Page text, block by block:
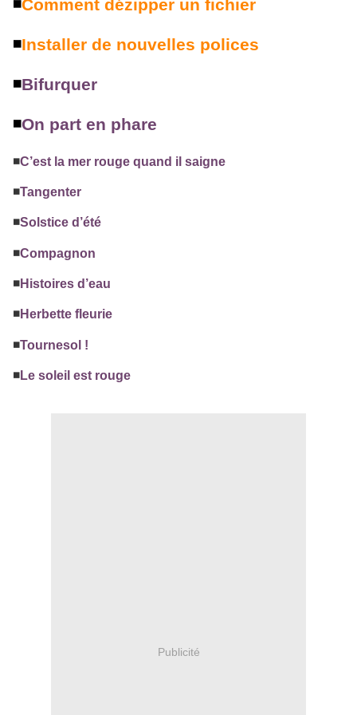
◾Comment dézipper un fichier
◾Installer de nouvelles polices
◾️Bifurquer
◾️On part en phare
◾️C’est la mer rouge quand il saigne
◾️Tangenter
◾️Solstice d’été
◾️Compagnon
◾️Histoires d’eau
◾️Herbette fleurie
◾️Tournesol !
◾️Le soleil est rouge
Publicité